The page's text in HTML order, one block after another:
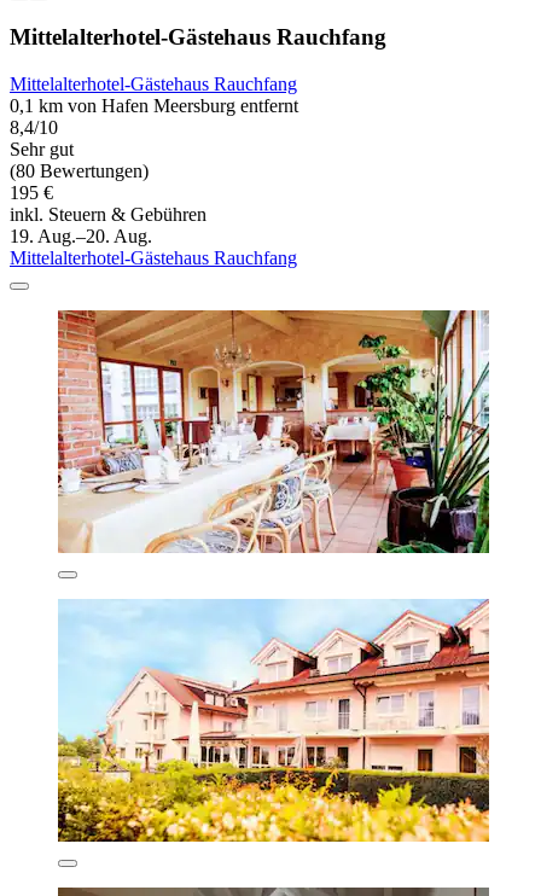
Mittelalterhotel-Gästehaus Rauchfang
Mittelalterhotel-Gästehaus Rauchfang
0,1 km von Hafen Meersburg entfernt
8,4/10
Sehr gut
(80 Bewertungen)
195 €
inkl. Steuern & Gebühren
19. Aug.–20. Aug.
Mittelalterhotel-Gästehaus Rauchfang